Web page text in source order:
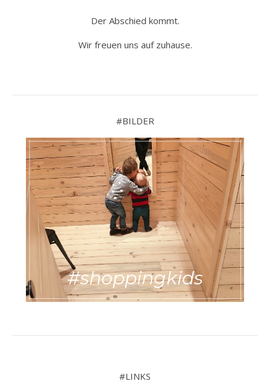
Der Abschied kommt.
Wir freuen uns auf zuhause.
#BILDER
#shoppingkids
#LINKS